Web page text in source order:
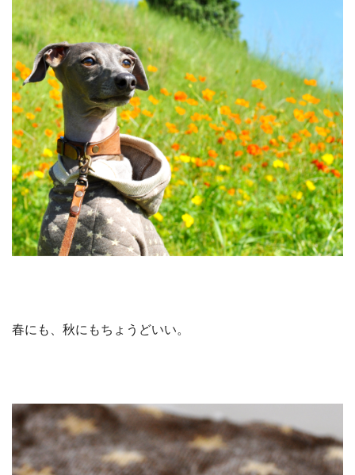
春にも、秋にもちょうどいい。